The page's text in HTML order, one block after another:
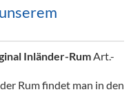
Inländer-RumArt.-
Rum findet man in den